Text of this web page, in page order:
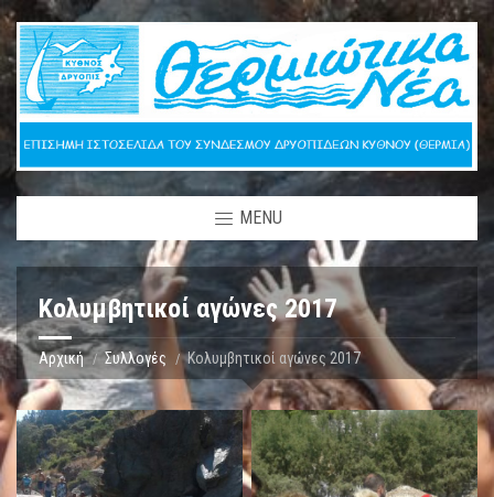
MENU
Κολυμβητικοί αγώνες 2017
Αρχική Συλλογές Κολυμβητικοί αγώνες 2017